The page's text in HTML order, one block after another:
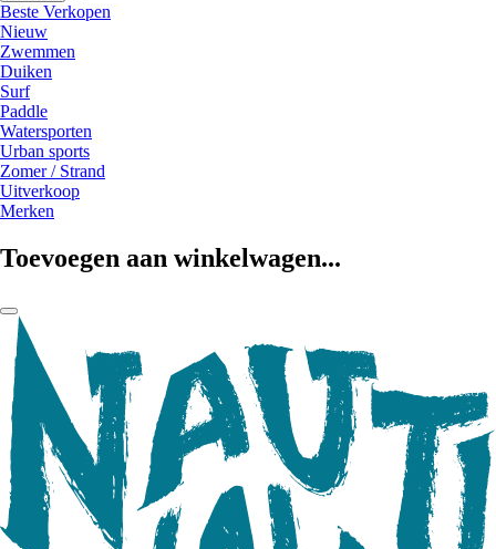
Beste Verkopen
Nieuw
Zwemmen
Duiken
Surf
Paddle
Watersporten
Urban sports
Zomer / Strand
Uitverkoop
Merken
Toevoegen aan winkelwagen...